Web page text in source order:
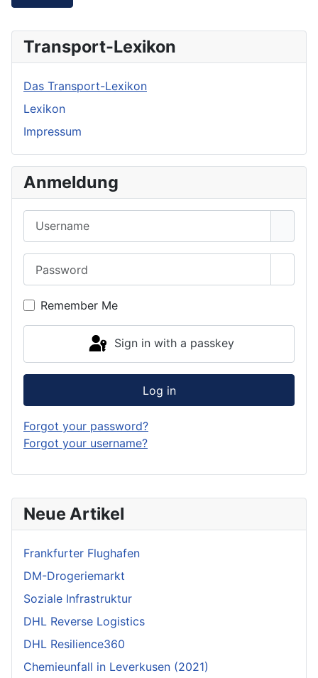
Neue Artikel
Frankfurter Flughafen
DM-Drogeriemarkt
Soziale Infrastruktur
DHL Reverse Logistics
DHL Resilience360
Chemieunfall in Leverkusen (2021)
Transport-Lexikon
Das Transport-Lexikon
Lexikon
Impressum
Anmeldung
Remember Me
Sign in with a passkey
Log in
Forgot your password?
Forgot your username?